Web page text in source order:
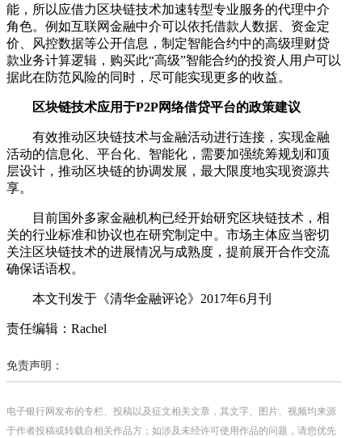
能，所以应借力区块链技术加速转型专业服务的代理中介
角色。例如互联网金融中介可以依托借款人数据、资金定
价、风控数据等公开信息，制定智能合约中的高级理财贷
款业务计算逻辑，购买此“高级”智能合约的投资人用户可以
据此在防范风险的同时，尽可能实现更多的收益。
区块链技术应用于P2P网络借贷平台的政策建议
有效推动区块链技术与金融活动进行连接，实现金融
活动的信息化、平台化、智能化，需要加强统筹规划和顶
层设计，推动区块链的协调发展，最大限度地实现资源共
享。
目前国外多家金融机构已经开始研究区块链技术，相
关的行业标准和协议也在研究制定中。市场主体应当密切
关注区块链技术的进展情况与成熟度，提前展开合作交流
确保话语权。
本文刊发于《清华金融评论》2017年6月刊
责任编辑：Rachel
免责声明：
电子银行网发布的专栏、投稿以及征文相关文章，其文字、图片、视频均来源
于作者投稿或转载自相关作品方；如涉及未经许可使用作品的问题，请您优先